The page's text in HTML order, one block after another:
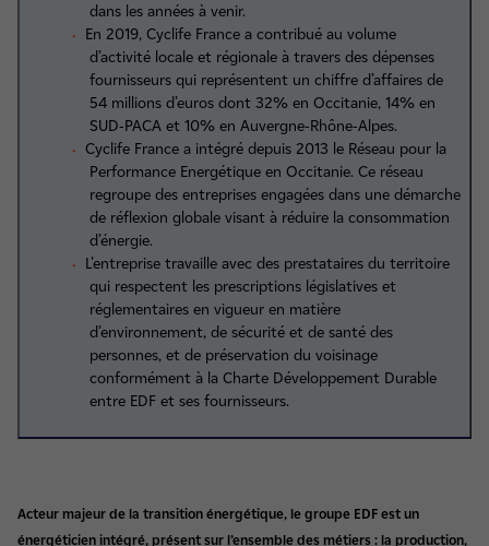
dans les années à venir.
En 2019, Cyclife France a contribué au volume
d’activité locale et régionale à travers des dépenses
fournisseurs qui représentent un chiffre d’affaires de
54 millions d’euros dont 32% en Occitanie, 14% en
SUD-PACA et 10% en Auvergne-Rhône-Alpes.
Cyclife France a intégré depuis 2013 le Réseau pour la
Performance Energétique en Occitanie. Ce réseau
regroupe des entreprises engagées dans une démarche
de réflexion globale visant à réduire la consommation
d’énergie.
L’entreprise travaille avec des prestataires du territoire
qui respectent les prescriptions législatives et
réglementaires en vigueur en matière
d’environnement, de sécurité et de santé des
personnes, et de préservation du voisinage
conformément à la Charte Développement Durable
entre EDF et ses fournisseurs.
Acteur majeur de la transition énergétique, le groupe EDF est un
énergéticien intégré, présent sur l’ensemble des métiers : la production,